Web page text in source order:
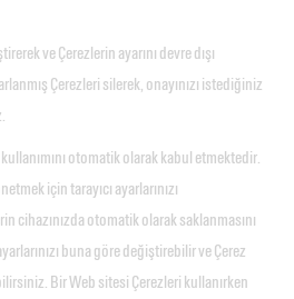
ve Çerezlerin ayarını devre dışı
Çerezleri silerek, onayınızı istediğiniz
otomatik olarak kabul etmektedir.
için tarayıcı ayarlarınızı
cihazınızda otomatik olarak saklanmasını
buna göre değiştirebilir ve Çerez
Bir Web sitesi Çerezleri kullanırken